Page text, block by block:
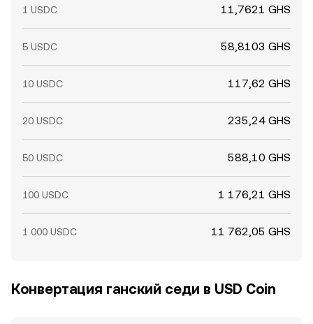
краткосрочно смещают USDC/GHS conversion rate.
1 USDC 11,7621 GHS
5 USDC 58,8103 GHS
10 USDC 117,62 GHS
20 USDC 235,24 GHS
50 USDC 588,10 GHS
100 USDC 1 176,21 GHS
1 000 USDC 11 762,05 GHS
Конвертация ганский седи в USD Coin